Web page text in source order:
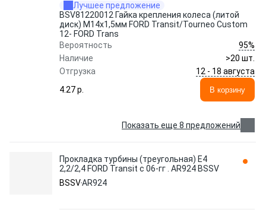
Лучшее предложение
BSV81220012 Гайка крепления колеса (литой
диск) M14x1,5мм FORD Transit/Tourneo Сustom
12- FORD Trans
Вероятность
95%
Наличие
>20 шт.
Отгрузка
12 - 18 августа
4.27 p.
В корзину
Показать еще 8 предложений
Прокладка турбины (треугольная) Е4
2,2/2,4 FORD Transit с 06-гг . AR924 BSSV
BSSVAR924